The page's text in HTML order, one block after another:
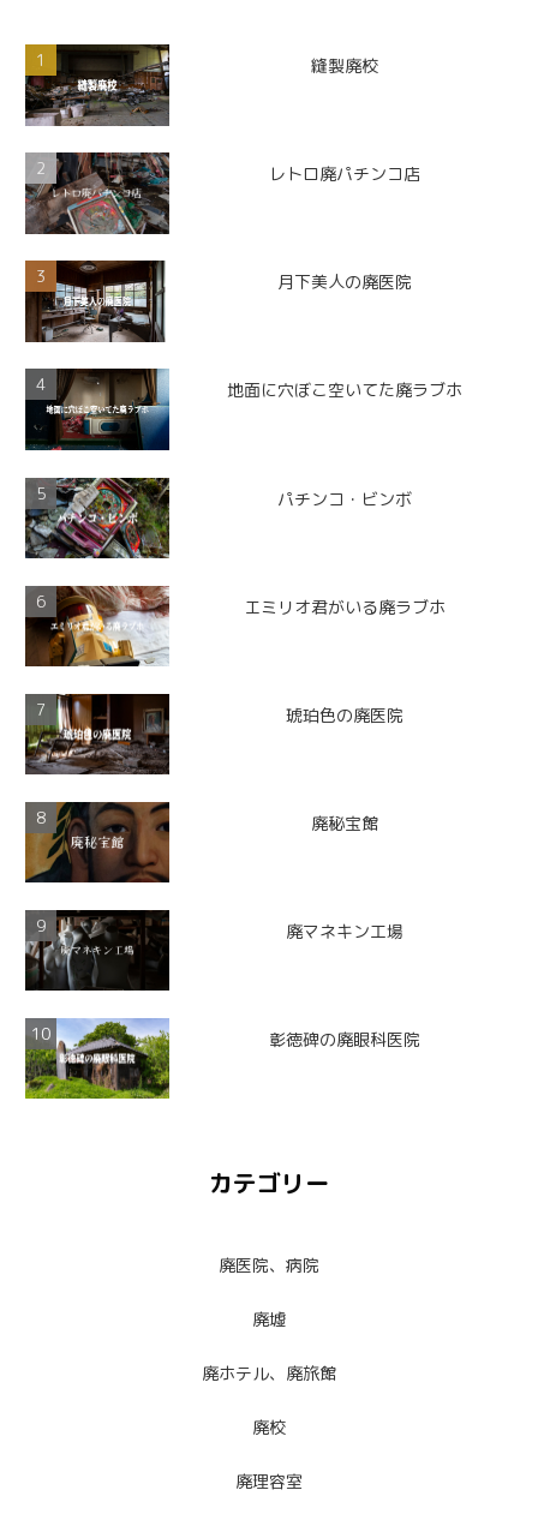
縫製廃校
レトロ廃パチンコ店
月下美人の廃医院
地面に穴ぼこ空いてた廃ラブホ
パチンコ・ビンボ
エミリオ君がいる廃ラブホ
琥珀色の廃医院
廃秘宝館
廃マネキン工場
彰徳碑の廃眼科医院
カテゴリー
廃医院、病院
廃墟
廃ホテル、廃旅館
廃校
廃理容室